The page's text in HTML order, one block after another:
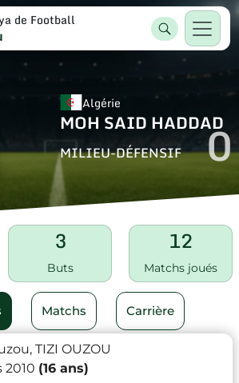
de Football
Algérie
MOH SAID HADDAD
MILIEU-DÉFENSIF 0
3
Buts
12
Matchs joués
Matchs Carrière
TIZI OUZOU
2010 (16 ans)